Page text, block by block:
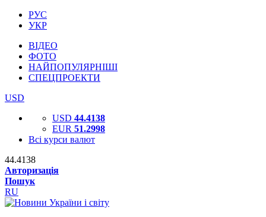
РУС
УКР
ВІДЕО
ФОТО
НАЙПОПУЛЯРНІШІ
СПЕЦПРОЕКТИ
USD
USD 44.4138
EUR 51.2998
Всі курси валют
44.4138
Авторизація
Пошук
RU